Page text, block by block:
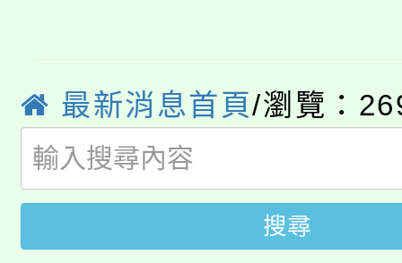
生本土語及新住民語歌
公告本校115學年度第
代理(課)教師甄選結果(
公告本校115學年度第
代理(課)教師甄選結果(
轉知中國文化大學推廣
《TA101》溝通分析基
轉知苗栗縣政府辦理
最新消息首頁/瀏覽：
搜尋